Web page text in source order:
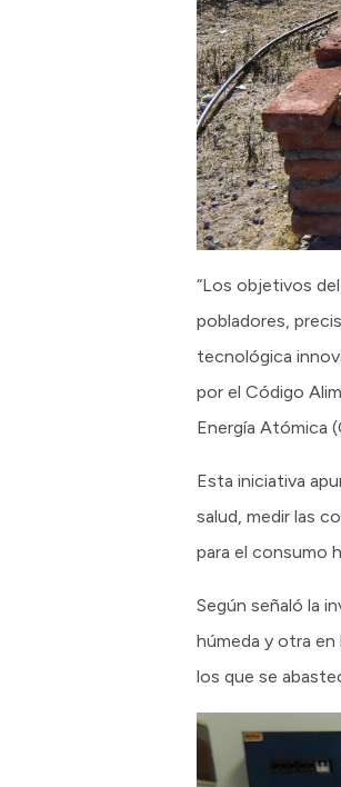
“Los objetivos
pobladores,
tecnológica
por el Código
Energía Atómica
Esta iniciativa
salud, medir las
para el consumo
Según señaló la
húmeda y otra
los que se